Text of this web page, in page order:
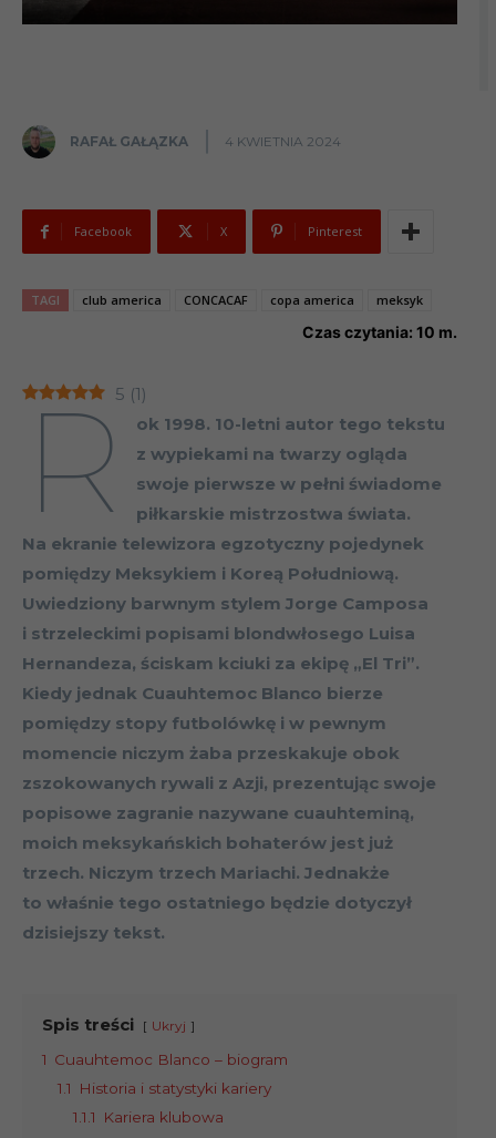
RAFAŁ GAŁĄZKA 4 KWIETNIA 2024
Facebook X Pinterest
TAGI club america CONCACAF copa america meksyk
Czas czytania: 10 m.
5 (1)
R
ok 1998. 10-letni autor tego tekstu
z wypiekami na twarzy ogląda
swoje pierwsze w pełni świadome
piłkarskie mistrzostwa świata.
Na ekranie telewizora egzotyczny pojedynek
pomiędzy Meksykiem i Koreą Południową.
Uwiedziony barwnym stylem Jorge Camposa
i strzeleckimi popisami blondwłosego Luisa
Hernandeza, ściskam kciuki za ekipę „El Tri”.
Kiedy jednak Cuauhtemoc Blanco bierze
pomiędzy stopy futbolówkę i w pewnym
momencie niczym żaba przeskakuje obok
zszokowanych rywali z Azji, prezentując swoje
popisowe zagranie nazywane cuauhteminą,
moich meksykańskich bohaterów jest już
trzech. Niczym trzech Mariachi. Jednakże
to właśnie tego ostatniego będzie dotyczył
dzisiejszy tekst.
Spis treści Ukryj
1 Cuauhtemoc Blanco – biogram
1.1
Historia i statystyki kariery
1.1.1
Kariera klubowa